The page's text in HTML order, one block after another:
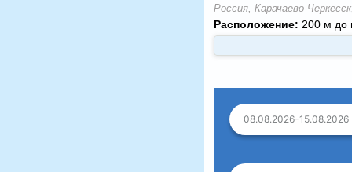
Россия, Карачаево-
Расположение: 200 м до
08.08.2026-15.08.2026